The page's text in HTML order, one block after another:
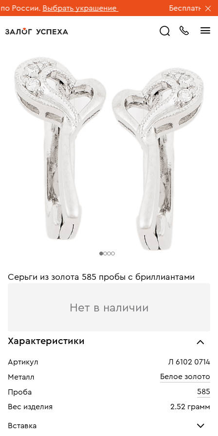
Выбрать украшение Бесплатная
Серьги из золота 585 пробы c бриллиантами
Нет в наличии
Характеристики
Артикул
Л 6102 0714
Металл
Белое золото
Проба
585
Вес изделия
2.52 грамм
Вставка